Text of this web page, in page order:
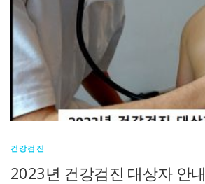
건강검진
2023년 건강검진 대상자 안내